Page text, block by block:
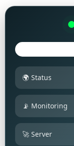
🌍 Status
📡 Monitoring
🚀 Server